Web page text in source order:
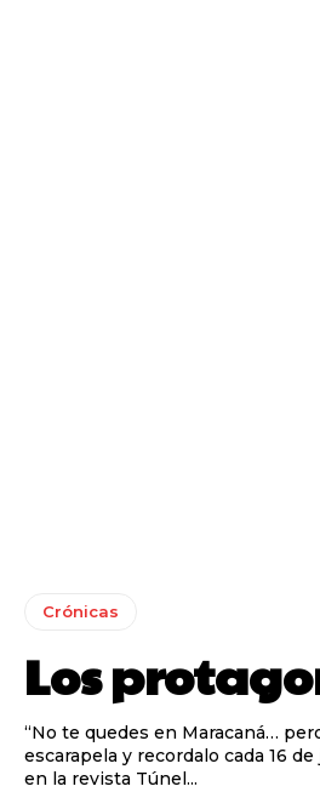
Crónicas
Los
“No te quedes en Maracaná…
escarapela y recordalo cada 16 de julio” Nota
en la revista Túnel...